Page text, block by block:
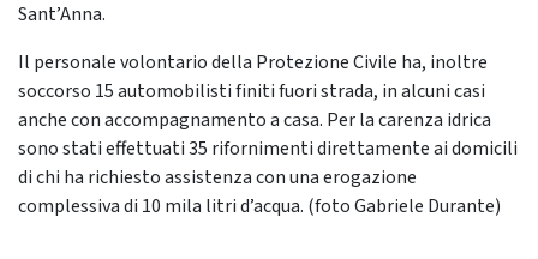
Sant’Anna.
Il personale volontario della Protezione Civile ha, inoltre
soccorso 15 automobilisti finiti fuori strada, in alcuni casi
anche con accompagnamento a casa. Per la carenza idrica
sono stati effettuati 35 rifornimenti direttamente ai domicili
di chi ha richiesto assistenza con una erogazione
complessiva di 10 mila litri d’acqua. (foto Gabriele Durante)